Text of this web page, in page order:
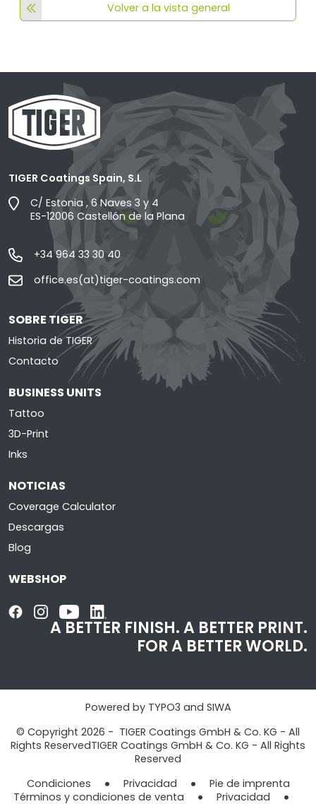
Volver a la vista general
TIGER Coatings Spain, S.L
C/ Estonia , 6 Naves 3 y 4
ES-12006 Castellón de la Plana
+34 964 33 30 40
office.es(at)tiger-coatings.com
SOBRE TIGER
Historia de TIGER
Contacto
BUSINESS UNITS
Tattoo
3D-Print
Inks
NOTICIAS
Coverage Calculator
Descargas
Blog
WEBSHOP
A BETTER FINISH.A BETTER PRINT.
FOR A BETTER WORLD.
Powered by TYPO3 and SIWA
© Copyright 2026 - TIGER Coatings GmbH & Co. KG - All
Rights ReservedTIGER Coatings GmbH & Co. KG - All Rights
Reserved
Condiciones
Privacidad
Pie de imprenta​​​​​​​
Términos y condiciones de venta
Privacidad